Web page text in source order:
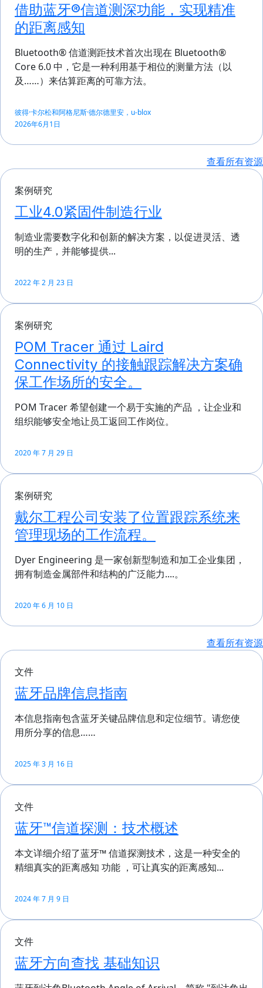
借助蓝牙®信道测深功能，实现精准
的距离感知
Bluetooth® 信道测距技术首次出现在 Bluetooth®
Core 6.0 中，它是一种利用基于相位的测量方法（以
及……）来估算距离的可靠方法。
彼得·卡尔松和阿格尼斯·德尔德里安，u-blox
2026年6月1日
查看所有资源
案例研究
工业4.0紧固件制造行业
制造业需要数字化和创新的解决方案，以促进灵活、透
明的生产，并能够提供...
2022 年 2 月 23 日
案例研究
POM Tracer 通过 Laird
Connectivity 的接触跟踪解决方案确
保工作场所的安全。
POM Tracer 希望创建一个易于实施的产品 ，让企业和
组织能够安全地让员工返回工作岗位。
2020 年 7 月 29 日
案例研究
戴尔工程公司安装了位置跟踪系统来
管理现场的工作流程。
Dyer Engineering 是一家创新型制造和加工企业集团，
拥有制造金属部件和结构的广泛能力....。
2020 年 6 月 10 日
查看所有资源
文件
蓝牙品牌信息指南
本信息指南包含蓝牙关键品牌信息和定位细节。请您使
用所分享的信息……
2025 年 3 月 16 日
文件
蓝牙™信道探测：技术概述
本文详细介绍了蓝牙™ 信道探测技术，这是一种安全的
精细真实的距离感知 功能 ，可让真实的距离感知...
2024 年 7 月 9 日
文件
蓝牙方向查找 基础知识